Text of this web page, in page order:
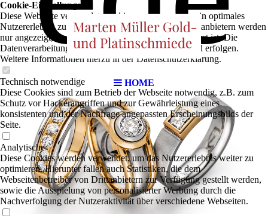
HOME
Cookie-Einstellungen
Diese Webseite verwendet Cookies, um Besuchern ein optimales
Nutzererlebnis zu bieten. Bestimmte Inhalte von Drittanbietern werden
nur angezeigt, wenn die entsprechende Option aktiviert ist. Die
Datenverarbeitung kann dann auch in einem Drittland erfolgen.
Weitere Informationen hierzu in der Datenschutzerklärung.
Technisch notwendige
Diese Cookies sind zum Betrieb der Webseite notwendig, z.B. zum
Schutz vor Hackerangriffen und zur Gewährleistung eines
konsistenten und der Nachfrage angepassten Erscheinungsbilds der
Seite.
Analytische
Diese Cookies werden verwendet, um das Nutzererlebnis weiter zu
optimieren. Hierunter fallen auch Statistiken, die dem
Webseitenbetreiber von Drittanbietern zur Verfügung gestellt werden,
sowie die Ausspielung von personalisierter Werbung durch die
Nachverfolgung der Nutzeraktivität über verschiedene Webseiten.